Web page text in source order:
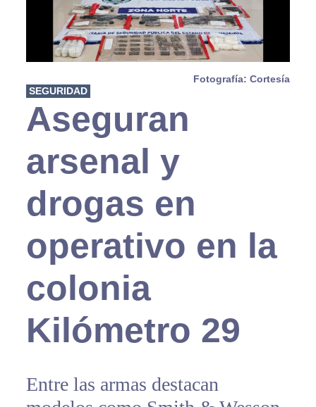
Fotografía: Cortesía
SEGURIDAD
Aseguran
arsenal y
drogas en
operativo en la
colonia
Kilómetro 29
Entre las armas destacan